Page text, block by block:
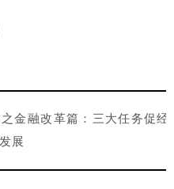
金融改革篇：三大任务促经
展